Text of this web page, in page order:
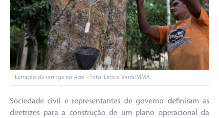
Extração da seringa no Acre - Foto: Letícia Verdi/MMA
Sociedade civil e representantes de governo definiram as
diretrizes para a construção de um plano operacional da